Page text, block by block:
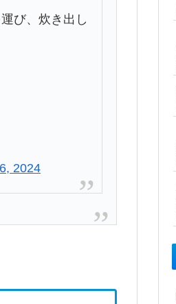
び、炊き出し
2024